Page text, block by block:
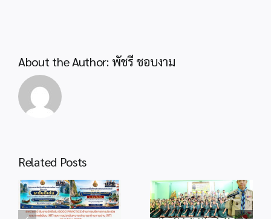
About the Author: พัชรี ชอบงาม
Related Posts